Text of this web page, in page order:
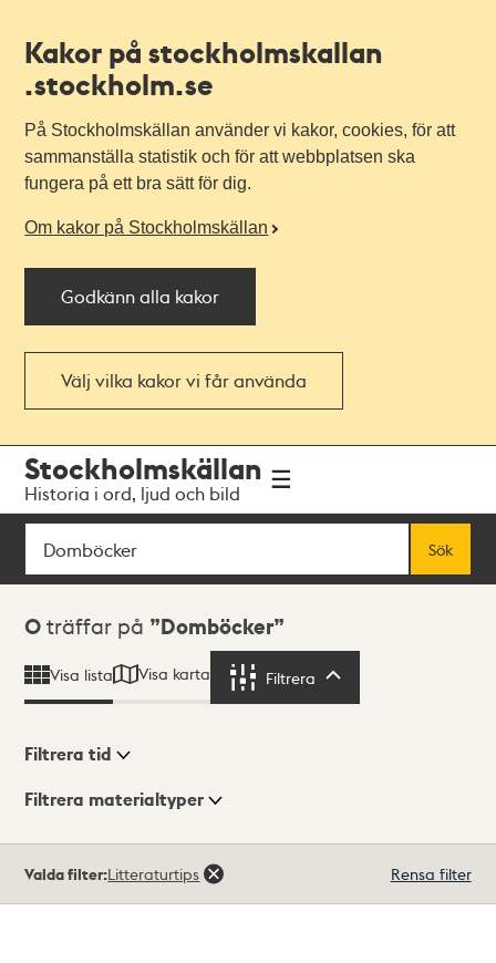
Kakor på stockholmskallan
.stockholm.se
På Stockholmskällan använder vi kakor, cookies, för att
sammanställa statistik och för att webbplatsen ska
fungera på ett bra sätt för dig.
Om kakor på Stockholmskällan
Godkänn alla kakor
Välj vilka kakor vi får använda
navigationen
huvudinnehållet
Stockholmskällan
Historia i ord, ljud och bild
Sök
Sök
Sökresultat
0 träffar på Domböcker
Visa lista Visa karta Filtrera
Visningsläge
Filtrera tid
Filtrera materialtyper
träffar
Valda filter:Litteraturtips Rensa filter